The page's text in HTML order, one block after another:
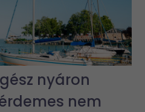
nyáron
nem